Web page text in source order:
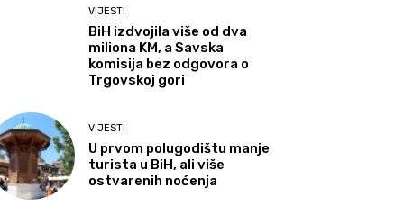
VIJESTI
BiH izdvojila više od dva
miliona KM, a Savska
komisija bez odgovora o
Trgovskoj gori
VIJESTI
U prvom polugodištu manje
turista u BiH, ali više
ostvarenih noćenja